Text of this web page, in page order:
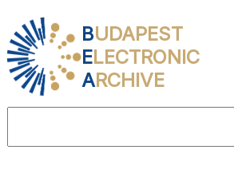
BUDAPEST
ELECTRONIC
ARCHIVE